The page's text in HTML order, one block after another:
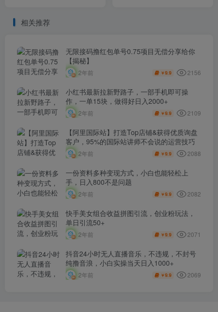
相关推荐
无限接码撸红包单号0.75项目无偿分享给你
【揭秘】
2年前 ￥9.9 2156
小红书最新拉新野路子，一部手机即可操
作，一单15块，做得好日入2000+
2年前 ￥9.9 2109
【阿里国际站】打造Top店铺&获得优质询盘
客户，​95%的国际站讲师不会说的运营技巧
2年前 ￥9.9 2088
一份资料多种变现方式，小白也能轻松上
手，日入800不是问题
2年前 ￥9.9 2082
快手美女组合收益拼图引流，创业粉玩法，
单日引流50+
2年前 ￥9.9 2071
抖音24小时无人直播音乐，不违规，不封号
纯撸音浪，小白实操当天日入1000+
2年前 ￥9.9 2069